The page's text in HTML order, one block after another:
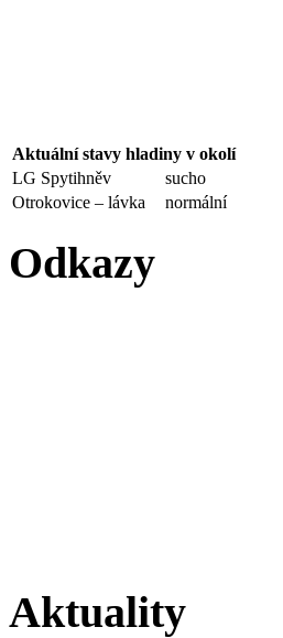
Aktuální stavy hladiny v okolí
LG Spytihněv
sucho
Otrokovice – lávka
normální
Odkazy
Aktuality